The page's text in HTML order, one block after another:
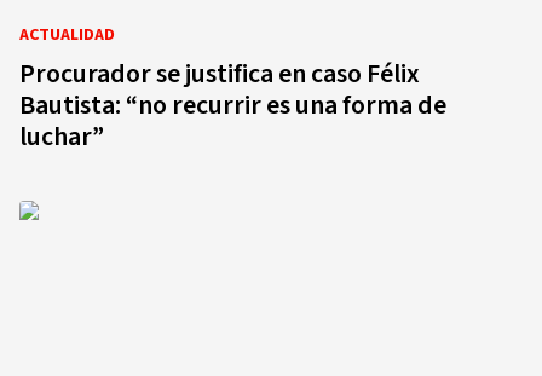
ACTUALIDAD
Procurador se justifica en caso Félix
Bautista: “no recurrir es una forma de
luchar”